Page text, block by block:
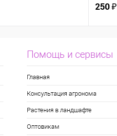
250 ₽
Помощь и сервисы
Главная
Консультация агронома
Растения в ландшафте
Оптовикам